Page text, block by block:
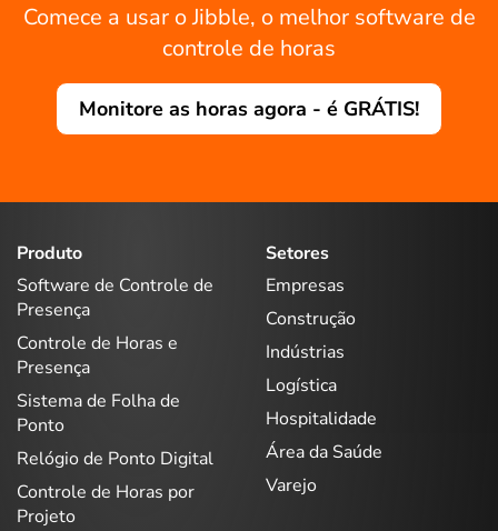
Comece a usar o Jibble, o melhor software de
controle de horas
Monitore as horas agora - é GRÁTIS!
Produto
Software de Controle de
Presença
Controle de Horas e
Presença
Sistema de Folha de
Ponto
Relógio de Ponto Digital
Controle de Horas por
Projeto
Setores
Empresas
Construção
Indústrias
Logística
Hospitalidade
Área da Saúde
Varejo